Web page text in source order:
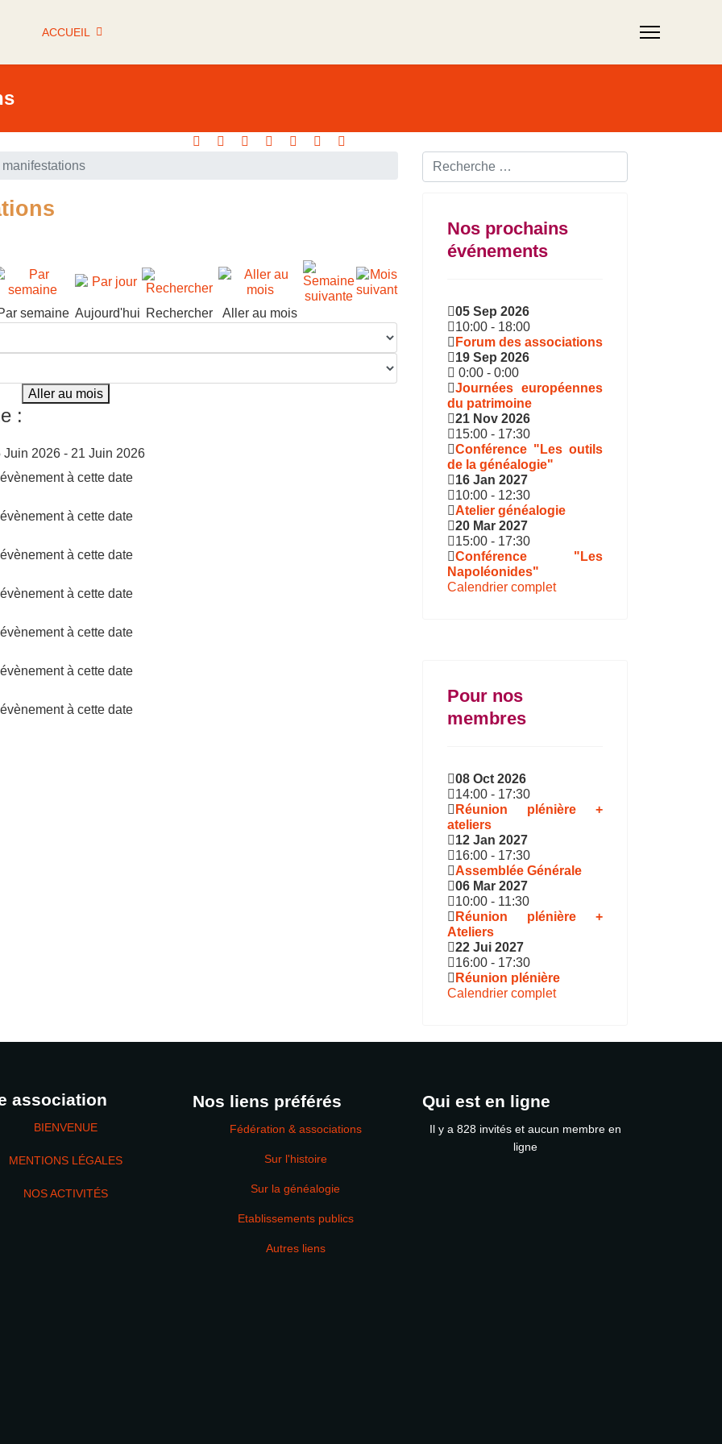
ACCUEIL
Rechercher ...
semaine Aujourd'hui Rechercher Aller au mois
Aller au mois
:
Juin 2026 - 21 Juin 2026
à cette date
à cette date
à cette date
à cette date
à cette date
à cette date
à cette date
Nos prochains
événements
05 Sep 2026
10:00 - 18:00
Forum des associations
19 Sep 2026
0:00 - 0:00
Journées européennes
du patrimoine
21 Nov 2026
15:00 - 17:30
Conférence "Les outils
de la généalogie"
16 Jan 2027
10:00 - 12:30
Atelier généalogie
20 Mar 2027
15:00 - 17:30
Conférence "Les
Napoléonides"
Calendrier complet
Pour nos
membres
08 Oct 2026
14:00 - 17:30
Réunion plénière +
ateliers
12 Jan 2027
16:00 - 17:30
Assemblée Générale
06 Mar 2027
10:00 - 11:30
Réunion plénière +
Ateliers
22 Jui 2027
16:00 - 17:30
Réunion plénière
Calendrier complet
DE PASSE
association
BIENVENUE
MENTIONS LÉGALES
NOS ACTIVITÉS
Nos liens préférés
Fédération & associations
Sur l'histoire
Sur la généalogie
Etablissements publics
Autres liens
Qui est en ligne
Il y a 828 invités et aucun membre en
ligne